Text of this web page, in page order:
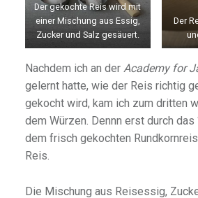
Der gekochte Reis wird mit
einer Mischung aus Essig,
Zucker und Salz gesäuert.
Der
Nachdem ich an der Academy for
gelernt hatte, wie der Reis richtig
gekocht wird, kam ich zum dritten
dem Würzen. Dennn erst durch das
dem frisch gekochten
Reis.
Die Mischung aus Reisessig,